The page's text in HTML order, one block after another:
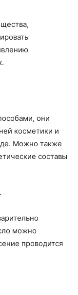
они
косметики и
Можно также
составы
можно
проводится